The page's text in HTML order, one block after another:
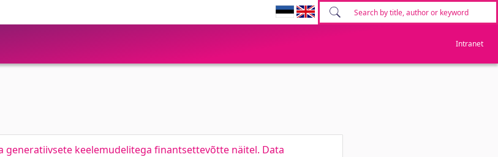
Intranet
keelemudelitega finantsettevõtte näitel. Data